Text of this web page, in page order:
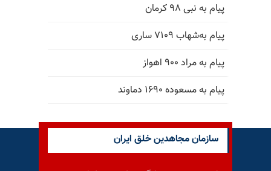
پیام به نبی ۹۸ کرمان
پیام به‌شهاب ۷۱۰۹ ساری
پیام به مراد ۹۰۰ اهواز
پیام به مسعوده ۱۶۹۰ دماوند
سازمان مجاهدین خلق ایران